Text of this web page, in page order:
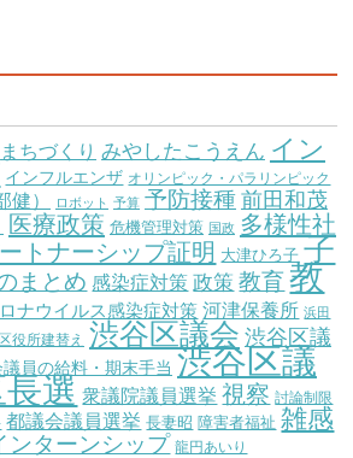
まちづくり みやしたこうえん イン
インフルエンザ オリンピック・パラリンピック
） ロボット 予算 予防接種 前田和茂
医療政策 危機管理対策 国政 多様性社
トナーシップ証明 大津ひろ子 子
まとめ 感染症対策 政策 教育 教
ナウイルス感染症対策 河津保養所 浜田
役所建替え 渋谷区議会 渋谷区議
員の給料・期末手当 渋谷区議
選 衆議院議員選挙 視察 討論制限
都議会議員選挙 長妻昭 障害者福祉 雑感
ンターンシップ 龍円あいり